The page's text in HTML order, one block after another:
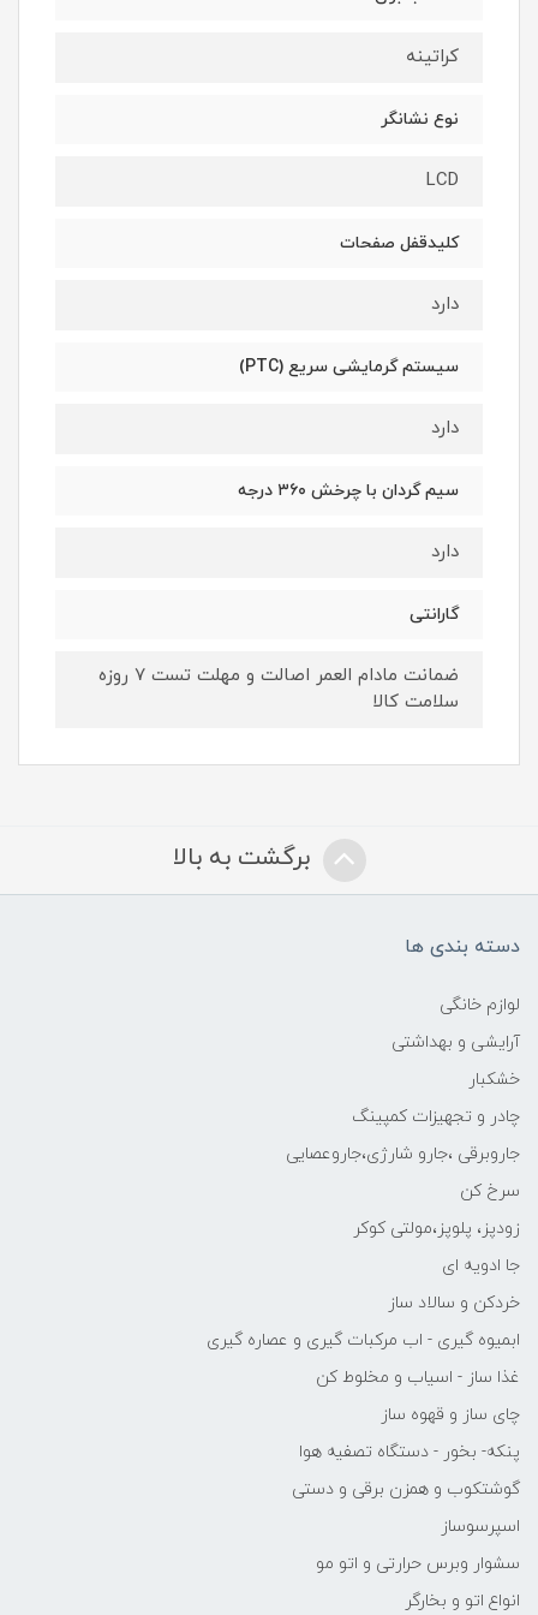
کراتینه
نوع نشانگر
LCD
کلیدقفل صفحات
دارد
سیستم گرمایشی سریع (PTC)
دارد
سیم گردان با چرخش ۳۶۰ درجه
دارد
گارانتی
ضمانت مادام العمر اصالت و مهلت تست ۷ روزه
سلامت کالا
برگشت به بالا
دسته بندی ها
لوازم خانگی
آرایشی و بهداشتی
خشکبار
چادر و تجهیزات کمپینگ
جاروبرقی ،جارو شارژی،جاروعصایی
سرخ کن
زودپز، پلوپز،مولتی کوکر
جا ادویه ای
خردکن و سالاد ساز
ابمیوه گیری - اب مرکبات گیری و عصاره گیری
غذا ساز - اسیاب و مخلوط کن
چای ساز و قهوه ساز
پنکه- بخور - دستگاه تصفیه هوا
گوشتکوب و همزن برقی و دستی
اسپرسوساز
سشوار وبرس حرارتی و اتو مو
انواع اتو و بخارگر